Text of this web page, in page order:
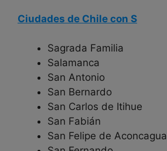
Ciudades de Chile con S
Sagrada Familia
Salamanca
San Antonio
San Bernardo
San Carlos de Itihue
San Fabián
San Felipe de Aconcagua